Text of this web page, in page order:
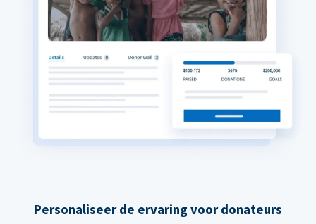
Personaliseer de ervaring voor donateurs